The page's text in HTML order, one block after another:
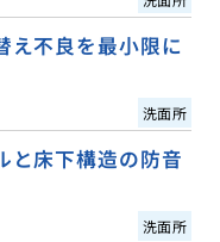
え不良を最小限に
洗面所
と床下構造の防音
洗面所